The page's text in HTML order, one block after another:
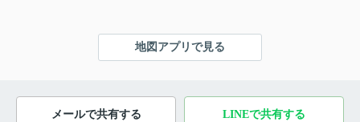
地図アプリで見る
メールで共有する LINEで共有する